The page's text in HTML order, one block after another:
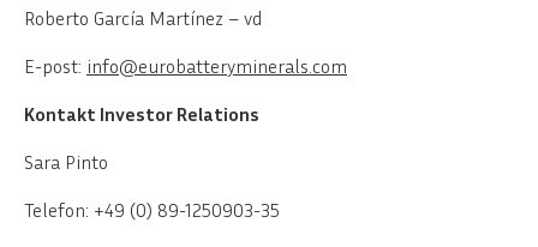
Roberto García Martínez – vd
E-post: info@eurobatteryminerals.com
Kontakt Investor Relations
Sara Pinto
Telefon: +49 (0) 89-1250903-35